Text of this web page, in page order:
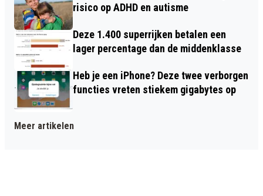
risico op ADHD en autisme
Deze 1.400 superrijken betalen een
lager percentage dan de middenklasse
Heb je een iPhone? Deze twee verborgen
functies vreten stiekem gigabytes op
Meer artikelen